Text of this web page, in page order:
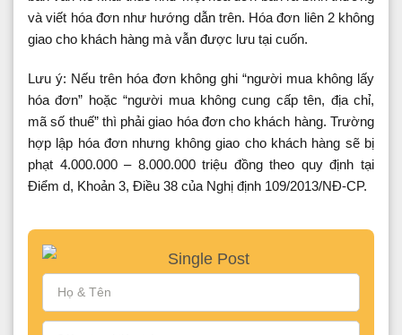
và viết hóa đơn như hướng dẫn trên. Hóa đơn liên 2 không
giao cho khách hàng mà vẫn được lưu tại cuốn.
Lưu ý: Nếu trên hóa đơn không ghi “người mua không lấy
hóa đơn” hoặc “người mua không cung cấp tên, địa chỉ,
mã số thuế” thì phải giao hóa đơn cho khách hàng. Trường
hợp lập hóa đơn nhưng không giao cho khách hàng sẽ bị
phạt 4.000.000 – 8.000.000 triệu đồng theo quy định tại
Điểm d, Khoản 3, Điều 38 của Nghị định 109/2013/NĐ-CP.